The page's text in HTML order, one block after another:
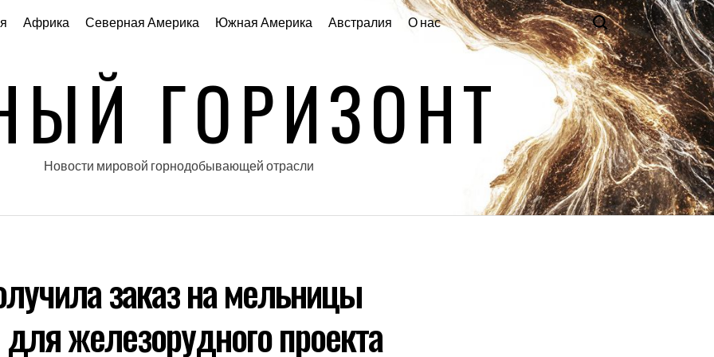
Африка Северная Америка Южная Америка Австралия О нас
ГОРИЗОНТ
Новости мировой горнодобывающей отрасли
заказ на мельницы
железорудного проекта